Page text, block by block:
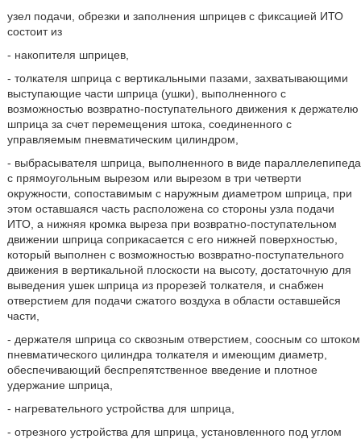
узел подачи, обрезки и заполнения шприцев с фиксацией ИТО
состоит из
- накопителя шприцев,
- толкателя шприца с вертикальными пазами, захватывающими
выступающие части шприца (ушки), выполненного с
возможностью возвратно-поступательного движения к держателю
шприца за счет перемещения штока, соединенного с
управляемым пневматическим цилиндром,
- выбрасывателя шприца, выполненного в виде параллелепипеда
с прямоугольным вырезом или вырезом в три четверти
окружности, сопоставимым с наружным диаметром шприца, при
этом оставшаяся часть расположена со стороны узла подачи
ИТО, а нижняя кромка выреза при возвратно-поступательном
движении шприца соприкасается с его нижней поверхностью,
который выполнен с возможностью возвратно-поступательного
движения в вертикальной плоскости на высоту, достаточную для
выведения ушек шприца из прорезей толкателя, и снабжен
отверстием для подачи сжатого воздуха в области оставшейся
части,
- держателя шприца со сквозным отверстием, соосным со штоком
пневматического цилиндра толкателя и имеющим диаметр,
обеспечивающий беспрепятственное введение и плотное
удержание шприца,
- нагревательного устройства для шприца,
- отрезного устройства для шприца, установленного под углом